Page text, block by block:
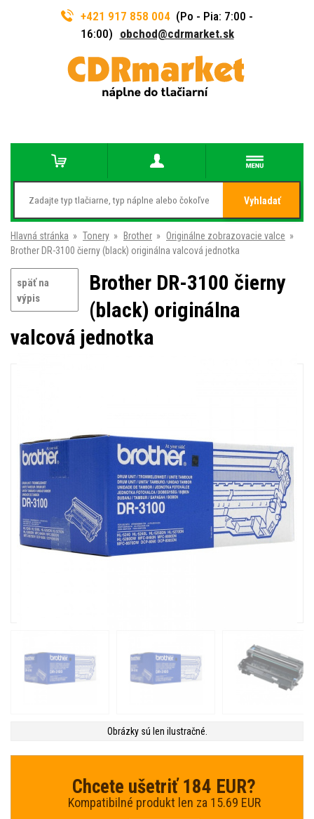
+421 917 858 004 (Po - Pia: 7:00 -
16:00) obchod@cdrmarket.sk
Vyhladať
Hlavná stránka » Tonery » Brother » Originálne zobrazovacie valce »
Brother DR-3100 čierny (black) originálna valcová jednotka
späť na
výpis
Brother DR-3100 čierny
(black) originálna
valcová jednotka
Obrázky sú len ilustračné.
Chcete ušetriť 184 EUR?
Kompatibilné produkt len za 15.69 EUR